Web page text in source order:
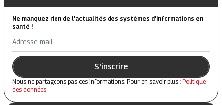
Ne manquez rien de l’actualités des systèmes d’informations en
santé !
Adresse mail
S'inscrire
Nous ne partageons pas ces informations. Pour en savoir plus : Politique
des données